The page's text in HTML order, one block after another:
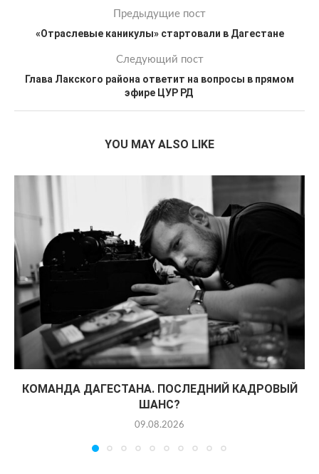
Предыдущие пост
«Отраслевые каникулы» стартовали в Дагестане
Следующий пост
Глава Лакского района ответит на вопросы в прямом
эфире ЦУР РД
YOU MAY ALSO LIKE
КОМАНДА ДАГЕСТАНА. ПОСЛЕДНИЙ КАДРОВЫЙ
ШАНС?
09.08.2026